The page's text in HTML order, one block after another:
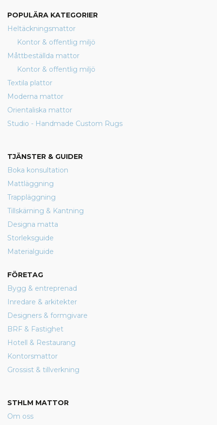
POPULÄRA KATEGORIER
Heltäckningsmattor
Kontor & offentlig miljö
Måttbeställda mattor
Kontor & offentlig miljö
Textila plattor
Moderna mattor
Orientaliska mattor
Studio - Handmade Custom Rugs
TJÄNSTER & GUIDER
Boka konsultation
Mattläggning
Trappläggning
Tillskärning & Kantning
Designa matta
Storleksguide
Materialguide
FÖRETAG
Bygg & entreprenad
Inredare & arkitekter
Designers & formgivare
BRF & Fastighet
Hotell & Restaurang
Kontorsmattor
Grossist & tillverkning
STHLM MATTOR
Om oss